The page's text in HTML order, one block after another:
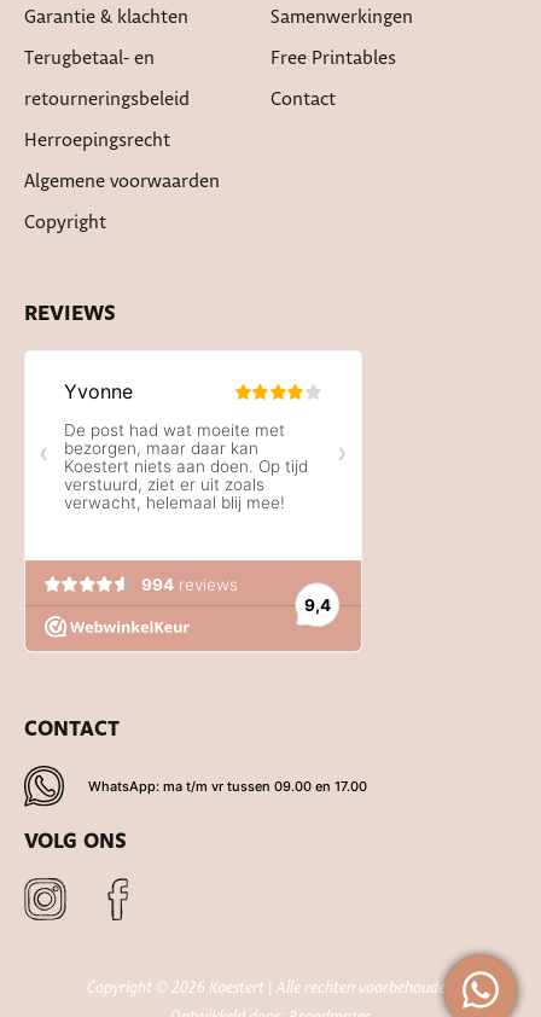
Garantie & klachten
Terugbetaal- en
retourneringsbeleid
Herroepingsrecht
Algemene voorwaarden
Copyright
Samenwerkingen
Free Printables
Contact
REVIEWS
CONTACT
WhatsApp: ma t/m vr tussen 09.00 en 17.00
VOLG ONS
Copyright © 2026 Koestert | Alle rechten voorbehouden
WebwinkelKeur
Reviewsis 9.4/10 gebaseerd op 994 reviews.